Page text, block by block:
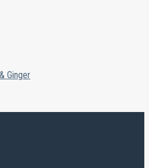
Ginger